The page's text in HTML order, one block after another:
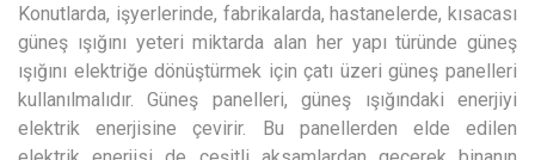
Konutlarda, işyerlerinde, fabrikalarda, hastanelerde, kısacası
güneş ışığını yeteri miktarda alan her yapı türünde güneş
ışığını elektriğe dönüştürmek için çatı üzeri güneş panelleri
kullanılmalıdır. Güneş panelleri, güneş ışığındaki enerjiyi
elektrik enerjisine çevirir. Bu panellerden elde edilen